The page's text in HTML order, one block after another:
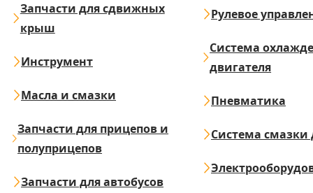
Запчасти для сдвижных
крыш
Инструмент
Масла и смазки
Запчасти для прицепов и
полуприцепов
Запчасти для автобусов
Рулевое
Система
двигателя
Пневматика
Система смазки